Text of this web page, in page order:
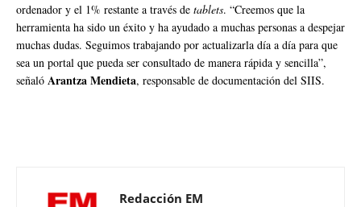
ordenador y el 1% restante a través de tablets. “Creemos que la
herramienta ha sido un éxito y ha ayudado a muchas personas a despejar
muchas dudas. Seguimos trabajando por actualizarla día a día para que
sea un portal que pueda ser consultado de manera rápida y sencilla”,
señaló Arantza Mendieta, responsable de documentación del SIIS.
Redacción EM